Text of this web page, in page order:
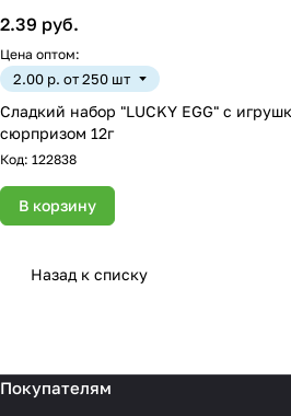
2.39 руб.
Цена оптом:
2.00 р. от 250 шт
Сладкий набор "LUCKY EGG" с игрушкой-
сюрпризом 12г
Код: 122838
В корзину
Назад к списку
Покупателям